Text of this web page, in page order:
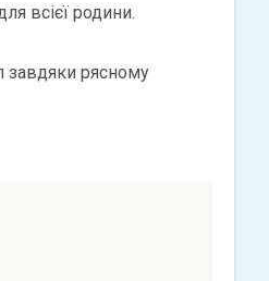
всієї родини.
завдяки рясному